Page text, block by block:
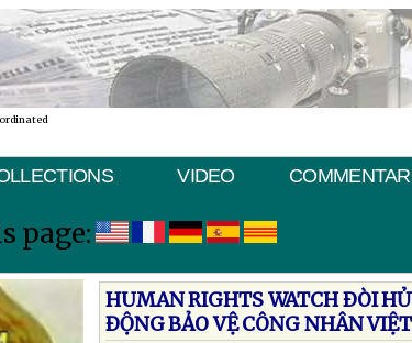
VIDEO
page:
HUMAN RIGHTS WATCH ÐÒI
ÐỘNG BẢO VỆ CÔNG NHÂN